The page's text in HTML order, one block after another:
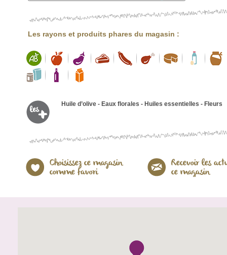
Les rayons et produits phares du magasin :
Huile d’olive - Eaux florales - Huiles essentielles - Fleurs